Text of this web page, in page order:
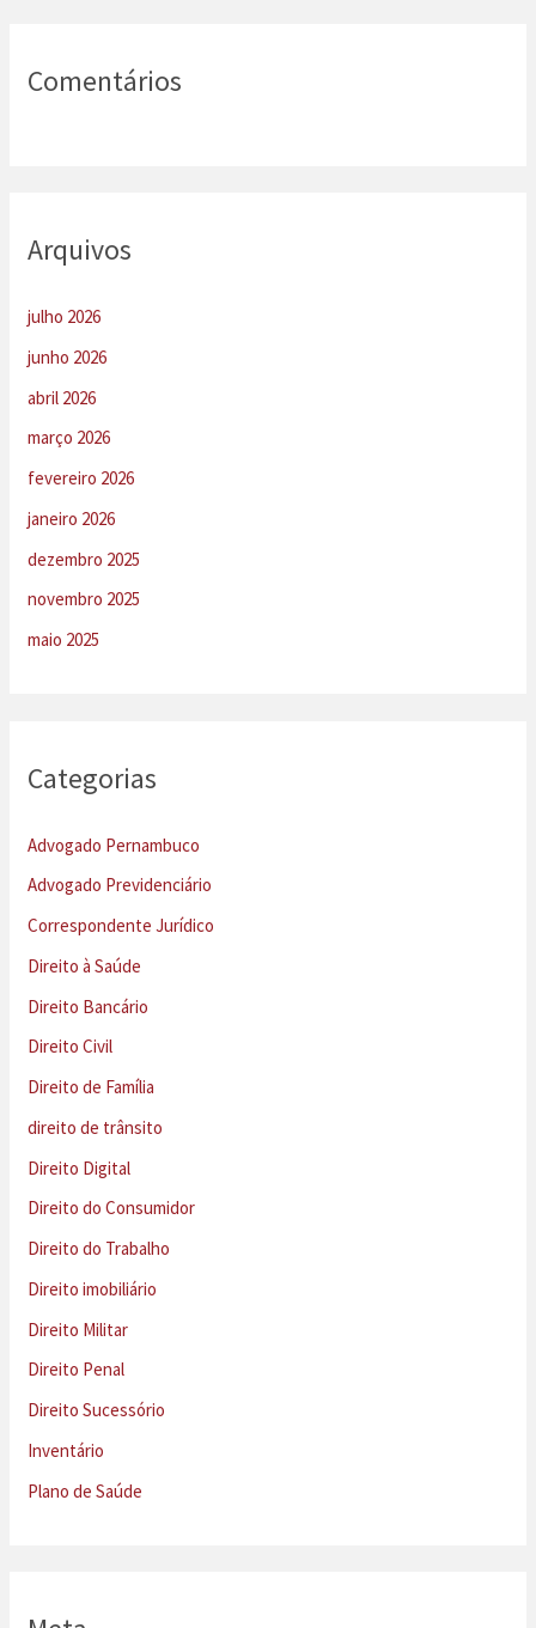
Comentários
Arquivos
julho 2026
junho 2026
abril 2026
março 2026
fevereiro 2026
janeiro 2026
dezembro 2025
novembro 2025
maio 2025
Categorias
Advogado Pernambuco
Advogado Previdenciário
Correspondente Jurídico
Direito à Saúde
Direito Bancário
Direito Civil
Direito de Família
direito de trânsito
Direito Digital
Direito do Consumidor
Direito do Trabalho
Direito imobiliário
Direito Militar
Direito Penal
Direito Sucessório
Inventário
Plano de Saúde